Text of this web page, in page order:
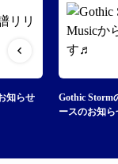
知らせ
Gothic Storm
ースのお知